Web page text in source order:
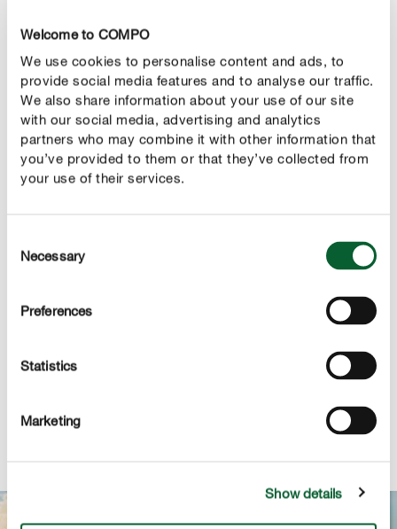
Welcome to COMPO
We use cookies to personalise content and ads, to
provide social media features and to analyse our traffic.
We also share information about your use of our site
with our social media, advertising and analytics
partners who may combine it with other information that
you’ve provided to them or that they’ve collected from
your use of their services.
Selection
Necessary
Preferences
Statistics
Marketing
Show details
meta, rožmarin in timijan. V limonado pa se dobro
poda tudi sivka!
Glavni sestavini limonade sta 500 ml jabolčnega soka in
nekaj vejic zelišč in jih na kratko zavrite z glavnima
sestavinama ter odstranite posodo s štedilnika. Melisa in
meta bosta limonadi pridali svež okus, žajbelj in bazilika
pa sta bolj pekočega okusa. Mešanico sedaj pustite
ohladila, jo po okusu razredčite z mineralno vodo in jo